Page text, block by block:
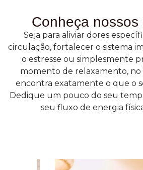
Conheça nossos
Seja para aliviar dores
circulação, fortalecer o sistema
o estresse ou simplesmente
momento de relaxamento, no
encontra exatamente o que o
Dedique um pouco do seu
seu fluxo de energia